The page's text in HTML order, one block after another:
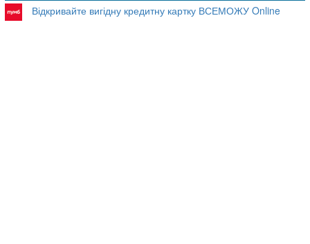
Відкривайте вигідну кредитну картку ВСЕМОЖУ Online